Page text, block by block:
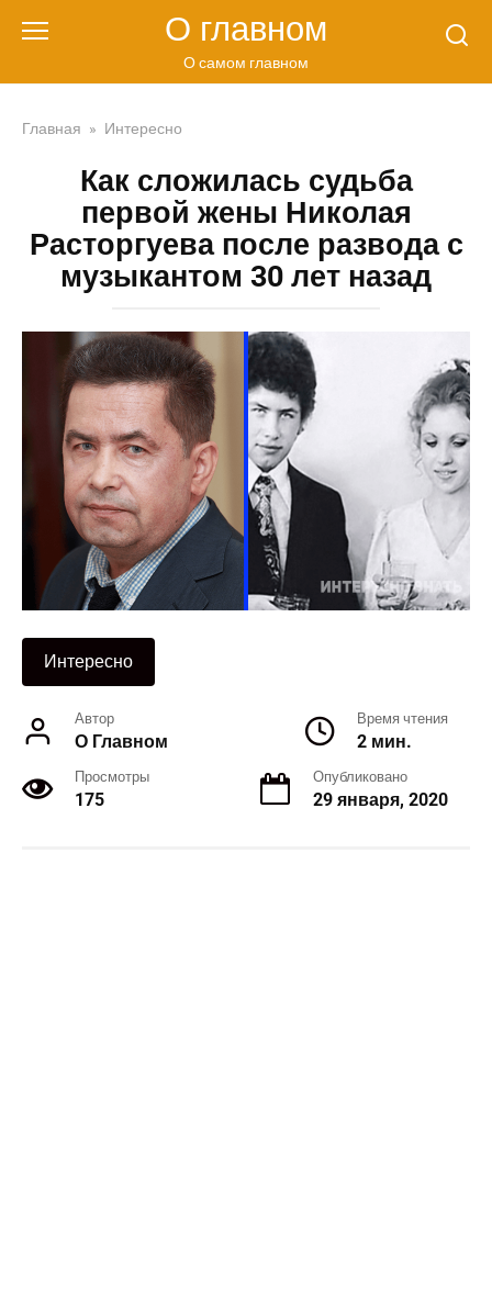
О главном
О самом главном
Главная » Интересно
Как сложилась судьба
первой жены Николая
Расторгуева после развода с
музыкантом 30 лет назад
Интересно
Автор
О Главном
Время чтения
2 мин.
Просмотры
175
Опубликовано
29 января, 2020